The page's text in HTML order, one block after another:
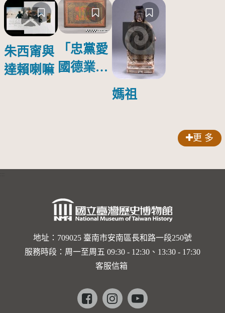
朱西甯與
達賴喇嘛
「忠黨愛
國德業並
媽祖
更 多
地址：709025 臺南市安南區長和路一段250號
服務時段：周一至周五 09:30 - 12:30、13:30 - 17:30
客服信箱
Facebookinstagramyoutube